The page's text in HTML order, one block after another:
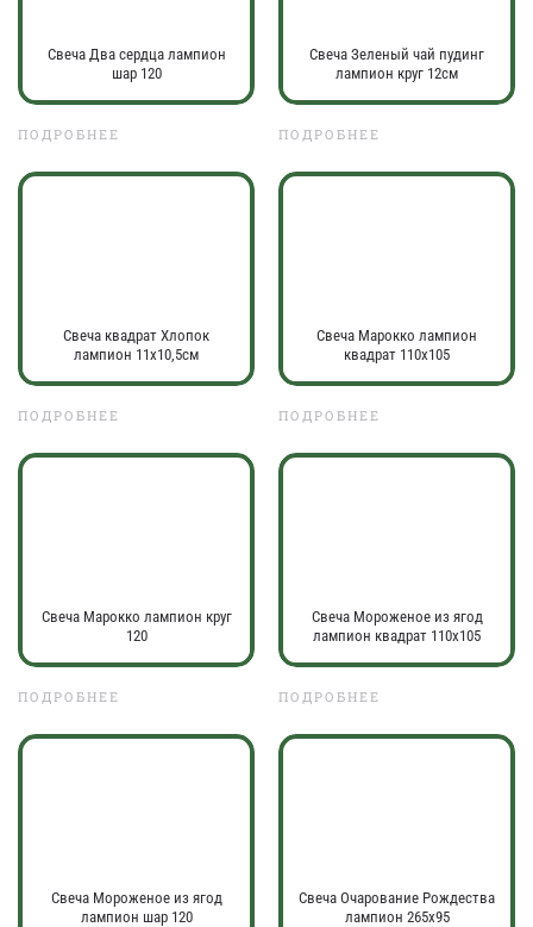
Свеча Два сердца лампион
шар 120
ПОДРОБНЕЕ
Свеча Зеленый чай пудинг
лампион круг 12см
ПОДРОБНЕЕ
Свеча квадрат Хлопок
лампион 11х10,5см
ПОДРОБНЕЕ
Свеча Марокко лампион
квадрат 110х105
ПОДРОБНЕЕ
Свеча Марокко лампион круг
120
ПОДРОБНЕЕ
Свеча Мороженое из ягод
лампион квадрат 110х105
ПОДРОБНЕЕ
Свеча Мороженое из ягод
лампион шар 120
Свеча Очарование Рождества
лампион 265х95